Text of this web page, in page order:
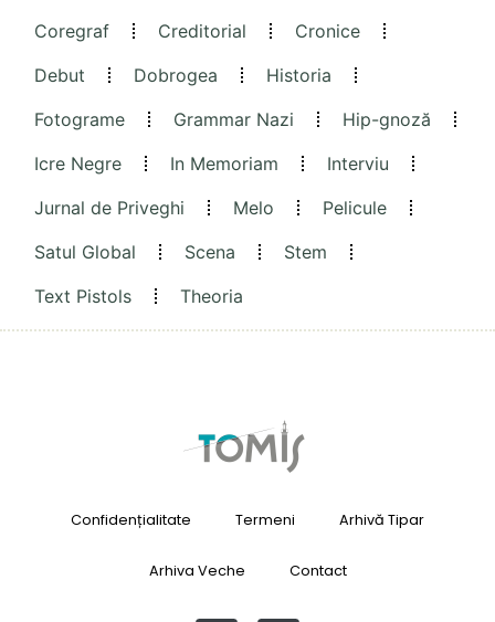
Coregraf
Creditorial
Cronice
Debut
Dobrogea
Historia
Fotograme
Grammar Nazi
Hip-gnoză
Icre Negre
In Memoriam
Interviu
Jurnal de Priveghi
Melo
Pelicule
Satul Global
Scena
Stem
Text Pistols
Theoria
Confidențialitate Termeni Arhivă Tipar
Arhiva Veche Contact